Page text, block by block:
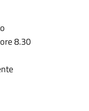
8.30